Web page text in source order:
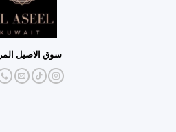
سوق الاصيل المركزي